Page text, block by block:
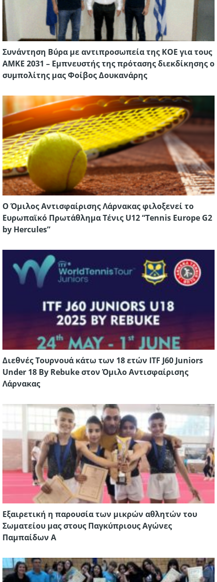
Συνάντηση Βύρα με αντιπροσωπεία της ΚΟΕ για τους
ΑΜΚΕ 2031 – Εμπνευστής της πρότασης διεκδίκησης ο
συμπολίτης μας Φοίβος Δουκανάρης
Ο Όμιλος Αντισφαίρισης Λάρνακας φιλοξενεί το
Ευρωπαϊκό Πρωτάθλημα Τένις U12 “Tennis Europe G2
by Hercules”
Διεθνές Τουρνουά κάτω των 18 ετών ITF J60 Juniors
Under 18 By Rebuke στον Όμιλο Αντισφαίρισης
Λάρνακας
Εξαιρετική η παρουσία των μικρών αθλητών του
Σωματείου μας στους Παγκύπριους Αγώνες
Παμπαίδων Α